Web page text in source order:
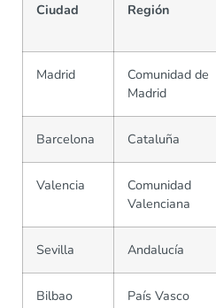
Ciudad Región
Madrid
Comunidad de
Madrid
Barcelona Cataluña
Valencia
Comunidad
Valenciana
Sevilla Andalucía
Bilbao País Vasco